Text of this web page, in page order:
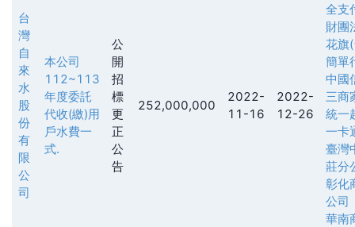
台
灣
自
來
水
股
份
有
限
公
司
本公司
112~113
年度委託
代收(繳)用
戶水費一
式.
公
開
招
標
更
正
公
告
252,000,000
2022-
11-16
2022-
12-26
全支
財團
花旗
簡單
中國
三商
統一
一卡
臺灣
莊分
彰化
公司
華南